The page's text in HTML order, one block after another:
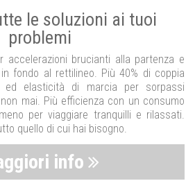
le soluzioni ai tuoi
problemi
accelerazioni brucianti alla partenza e
fondo al rettilineo. Più 40% di coppia
ed elasticità di marcia per sorpassi
mai. Più efficienza con un consumo
per viaggiare tranquilli e rilassati.
quello di cui hai bisogno.
info